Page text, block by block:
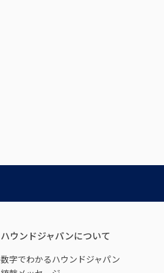
ハウンドジャパンについて
数字でわかるハウンドジャパン